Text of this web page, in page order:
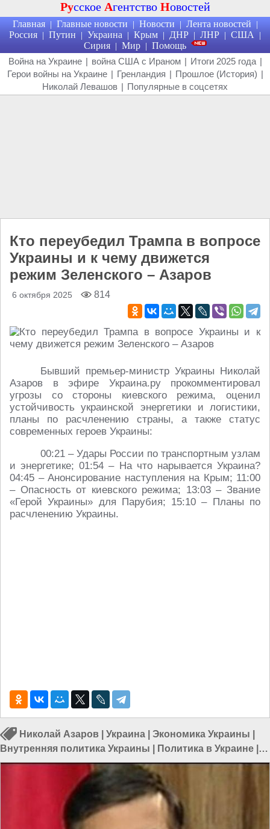
Русское Агентство Новостей
Главная | Главные новости | Новости | Лента новостей |
Россия | Путин | Украина | Крым | ДНР | ЛНР | США |
Сирия | Мир | Помощь
Война на Украине | война США с Ираном | Итоги 2025 года |
Герои войны на Украине | Гренландия | Прошлое (История) |
Николай Левашов | Популярные в соцсетях
Кто переубедил Трампа в вопросе
Украины и к чему движется
режим Зеленского – Азаров
6 октября 2025 814
Бывший премьер-министр Украины Николай
Азаров в эфире Украина.ру прокомментировал
угрозы со стороны киевского режима, оценил
устойчивость украинской энергетики и логистики,
планы по расчленению страны, а также статус
современных героев Украины:
00:21 – Удары России по транспортным узлам
и энергетике; 01:54 – На что нарывается Украина?
04:45 – Анонсирование наступления на Крым; 11:00
– Опасность от киевского режима; 13:03 – Звание
«Герой Украины» для Парубия; 15:10 – Планы по
расчленению Украины.
Николай Азаров Украина Экономика Украины
Внутренняя политика Украины
Политика в Украине
Экономика в Украине